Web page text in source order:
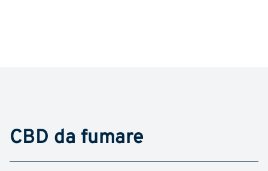
CBD da fumare